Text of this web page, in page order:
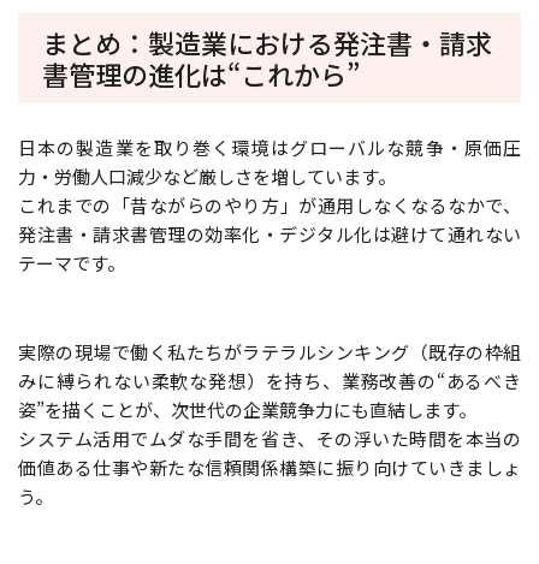
まとめ：製造業における発注書・請求
書管理の進化は“これから”
日本の製造業を取り巻く環境はグローバルな競争・原価圧
力・労働人口減少など厳しさを増しています。
これまでの「昔ながらのやり方」が通用しなくなるなかで、
発注書・請求書管理の効率化・デジタル化は避けて通れない
テーマです。
実際の現場で働く私たちがラテラルシンキング（既存の枠組
みに縛られない柔軟な発想）を持ち、業務改善の“あるべき
姿”を描くことが、次世代の企業競争力にも直結します。
システム活用でムダな手間を省き、その浮いた時間を本当の
価値ある仕事や新たな信頼関係構築に振り向けていきましょ
う。